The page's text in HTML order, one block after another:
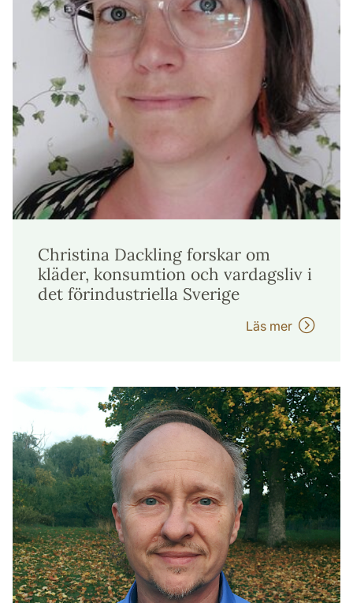
Christina Dackling forskar om
kläder, konsumtion och vardagsliv i
det förindustriella Sverige
Läs mer